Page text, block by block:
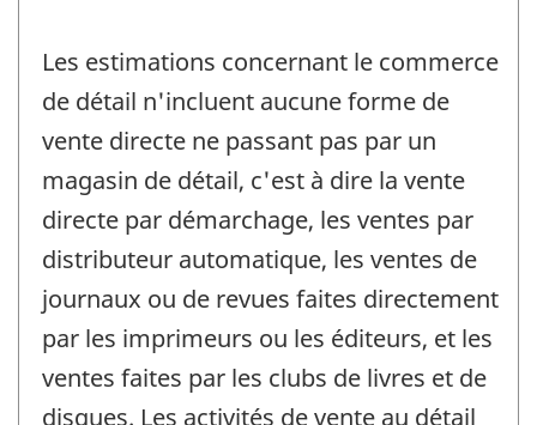
Les estimations concernant le commerce
de détail n'incluent aucune forme de
vente directe ne passant pas par un
magasin de détail, c'est à dire la vente
directe par démarchage, les ventes par
distributeur automatique, les ventes de
journaux ou de revues faites directement
par les imprimeurs ou les éditeurs, et les
ventes faites par les clubs de livres et de
disques. Les activités de vente au détail